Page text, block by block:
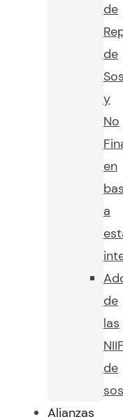
de
de
y
No
en
a
de
las
NIIF
de
Alianzas